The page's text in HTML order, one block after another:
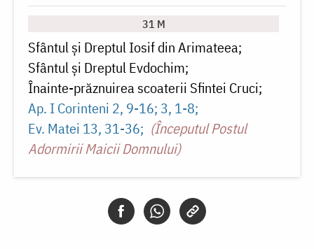
31 M
Sfântul și Dreptul Iosif din Arimateea
Sfântul și Dreptul Evdochim
Înainte-prăznuirea scoaterii Sfintei Cruci
Ap. I Corinteni 2, 9-16; 3, 1-8
Ev. Matei 13, 31-36
(Începutul Postul
Adormirii Maicii Domnului)